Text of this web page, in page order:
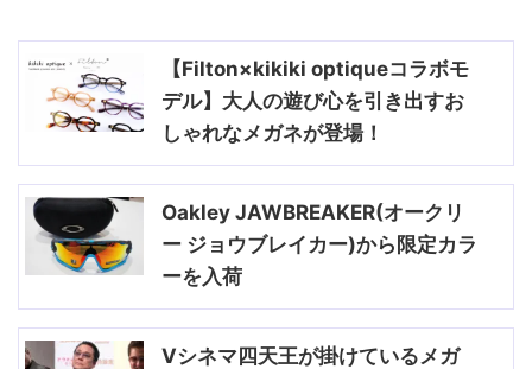
【Filton×kikiki optiqueコラボモ
デル】大人の遊び心を引き出すお
しゃれなメガネが登場！
Oakley JAWBREAKER(オークリ
ー ジョウブレイカー)から限定カラ
ーを入荷
Vシネマ四天王が掛けているメガ